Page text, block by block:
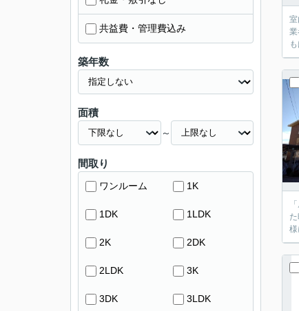
共益費・管理費込み
築年数
面積
～
間取り
ワンルーム 1K
1DK 1LDK
2K 2DK
2LDK 3K
3DK 3LDK